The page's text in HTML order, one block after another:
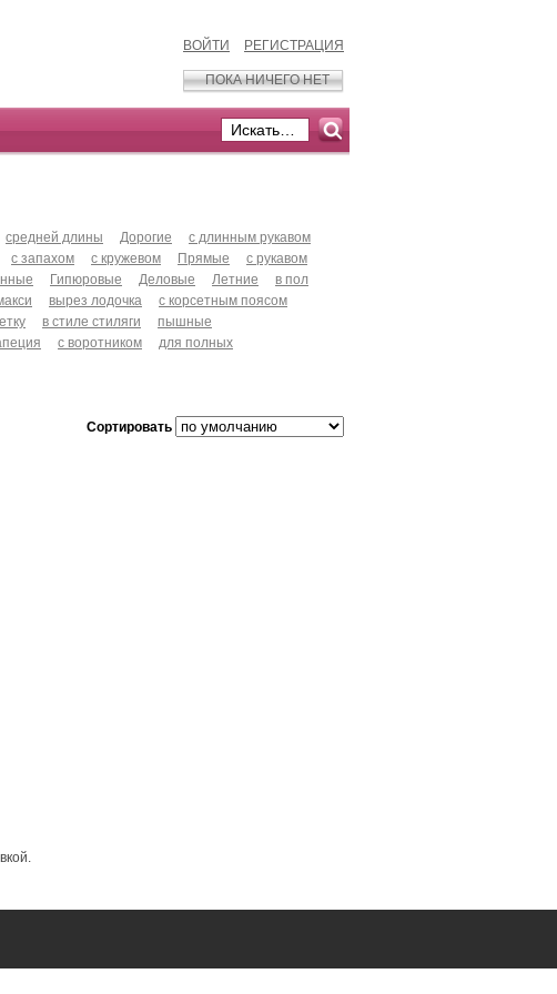
ВОЙТИ РЕГИСТРАЦИЯ
ПОКА НИЧЕГО НЕТ
средней длины Дорогие
с длинным рукавом
с запахом с кружевом Прямые
с рукавом
Гипюровые Деловые Летние
в пол
вырез лодочка
с корсетным поясом
в стиле стиляги
пышные
с воротником
для полных
Сортировать